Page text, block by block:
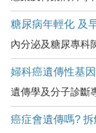
糖尿病年輕化 及
內分泌及糖尿專科
婦科癌遺傳性基
遺傳學及分子診斷
癌症會遺傳嗎?